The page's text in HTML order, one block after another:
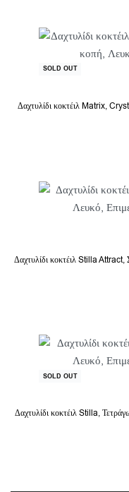
SOLD OUT
Δαχτυλίδι κοκτέιλ Matrix,
Δαχτυλίδι κοκτέιλ Stilla
SOLD OUT
Δαχτυλίδι κοκτέιλ Stilla,